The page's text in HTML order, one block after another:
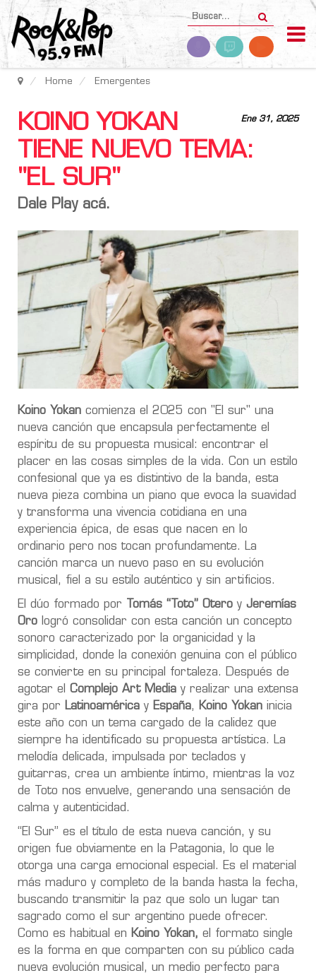
Home Emergentes
Ene 31, 2025
KOINO YOKAN
TIENE NUEVO TEMA:
"EL SUR"
Dale Play acá.
Koino Yokan comienza el 2025 con "El sur" una
nueva canción que encapsula perfectamente el
espíritu de su propuesta musical: encontrar el
placer en las cosas simples de la vida. Con un estilo
confesional que ya es distintivo de la banda, esta
nueva pieza combina un piano que evoca la suavidad
y transforma una vivencia cotidiana en una
experiencia épica, de esas que nacen en lo
ordinario pero nos tocan profundamente. La
canción marca un nuevo paso en su evolución
musical, fiel a su estilo auténtico y sin artificios.
El dúo formado por Tomás “Toto” Otero y Jeremías
Oro logró consolidar con esta canción un concepto
sonoro caracterizado por la organicidad y la
simplicidad, donde la conexión genuina con el público
se convierte en su principal fortaleza. Después de
agotar el Complejo Art Media y realizar una extensa
gira por Latinoamérica y España, Koino Yokan inicia
este año con un tema cargado de la calidez que
siempre ha identificado su propuesta artística. La
melodía delicada, impulsada por teclados y
guitarras, crea un ambiente íntimo, mientras la voz
de Toto nos envuelve, generando una sensación de
calma y autenticidad.
“El Sur” es el título de esta nueva canción, y su
origen fue obviamente en la Patagonia, lo que le
otorga una carga emocional especial. Es el material
más maduro y completo de la banda hasta la fecha,
buscando transmitir la paz que solo un lugar tan
sagrado como el sur argentino puede ofrecer.
Como es habitual en Koino Yokan, el formato single
es la forma en que comparten con su público cada
nueva evolución musical, un medio perfecto para